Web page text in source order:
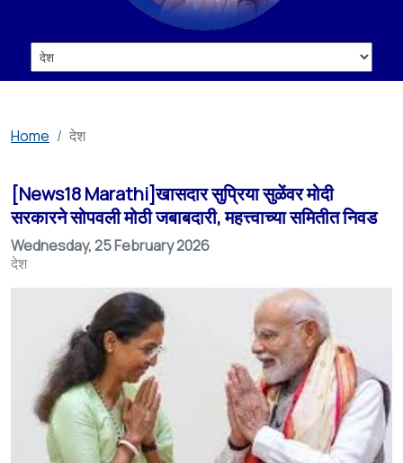
Home देश
[News18 Marathi]खासदार सुप्रिया सुळेंवर मोदी
सरकारने सोपवली मोठी जबाबदारी, महत्त्वाच्या समितीत निवड
Wednesday, 25 February 2026
देश